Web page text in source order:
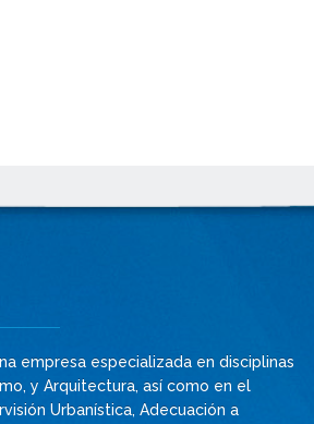
empresa especializada en disciplinas
y Arquitectura, así como en el
Urbanística, Adecuación a